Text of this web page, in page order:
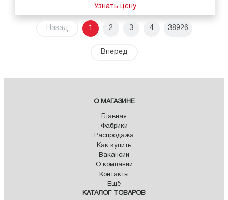
Узнать цену
Назад 1 2 3 4 38926
Вперед
О МАГАЗИНЕ
Главная
Фабрики
Распродажа
Как купить
Вакансии
О компании
Контакты
Ещё
КАТАЛОГ ТОВАРОВ